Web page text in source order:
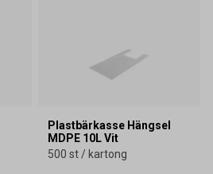
Plastbärkasse Hängsel
MDPE 10L Vit
500 st / kartong